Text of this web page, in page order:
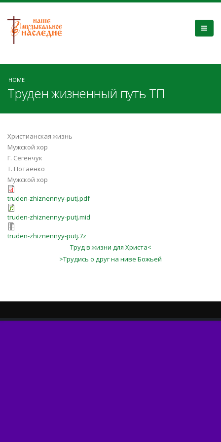
HOME
Труден жизненный путь ТП
Христианская жизнь
Мужской хор
Г. Сегенчук
Т. Потаенко
Мужской хор
truden-zhiznennyy-putj.pdf
truden-zhiznennyy-putj.mid
truden-zhiznennyy-putj.7z
Труд в жизни для Христа<
>Трудись о друг на ниве Божьей